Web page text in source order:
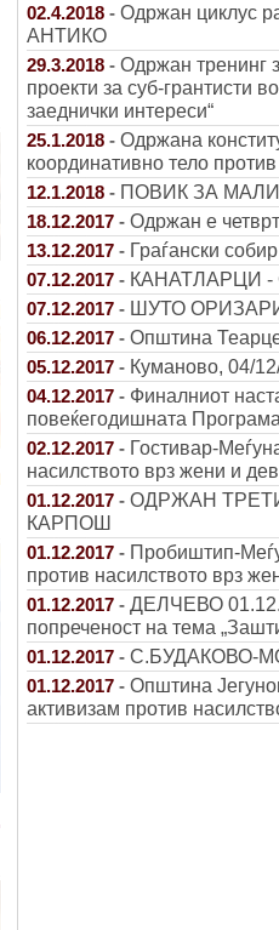
02.4.2018 - Одржан циклус
АНТИКО
29.3.2018 - Одржан тренинг
проекти за суб-грантисти
заеднички интереси“
25.1.2018 - Одржана
координативно тело
12.1.2018 - ПОВИК ЗА
18.12.2017 - Одржан е
13.12.2017 - Граѓански
07.12.2017 - КАНАТЛАРЦИ -
07.12.2017 - ШУТО ОРИЗАРИ
06.12.2017 - Општина
05.12.2017 - Куманово, 04/
04.12.2017 - Финалниот
повеќегодишната
02.12.2017 - Гостивар-
насилството врз жени и
01.12.2017 - ОДРЖАН
КАРПОШ
01.12.2017 - Пробиштип-
против насилството врз
01.12.2017 - ДЕЛЧЕВО
попреченост на тема
01.12.2017 - С.БУДАКОВО-
01.12.2017 - Општина
активизам против